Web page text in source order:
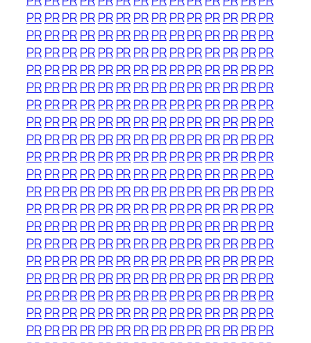
PRPRPRPRPR PRPRPRPRPRPRPR PRPR
PRPRPRPRPR PRPRPRPRPRPRPR PRPR
PRPRPRPRPR PRPRPRPRPRPRPR PRPR
PRPRPRPRPR PRPRPRPRPRPRPR PRPR
PRPRPRPRPR PRPRPRPRPRPRPR PRPR
PRPRPRPRPR PRPRPRPRPRPRPR PRPR
PRPRPRPRPR PRPRPRPRPRPRPR PRPR
PRPRPRPRPR PRPRPRPRPRPRPR PRPR
PRPRPRPRPR PRPRPRPRPRPRPR PRPR
PRPRPRPRPR PRPRPRPRPRPRPR PRPR
PRPRPRPRPR PRPRPRPRPRPRPR PRPR
PRPRPRPRPR PRPRPRPRPRPRPR PRPR
PRPRPRPRPR PRPRPRPRPRPRPR PRPR
PRPRPRPRPR PRPRPRPRPRPRPR PRPR
PRPRPRPRPR PRPRPRPRPRPRPR PRPR
PRPRPRPRPR PRPRPRPRPRPRPR PRPR
PRPRPRPRPR PRPRPRPRPRPRPR PRPR
PRPRPRPRPR PRPRPRPRPRPRPR PRPR
PRPRPRPRPR PRPRPRPRPRPRPR PRPR